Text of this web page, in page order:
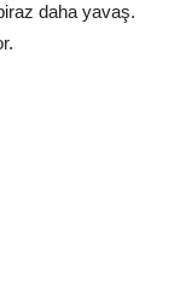
daha yavaş.